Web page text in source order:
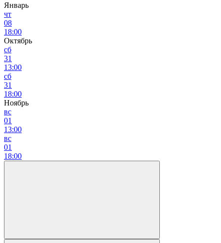
Январь
чт
08
18:00
Октябрь
сб
31
13:00
сб
31
18:00
Ноябрь
вс
01
13:00
вс
01
18:00